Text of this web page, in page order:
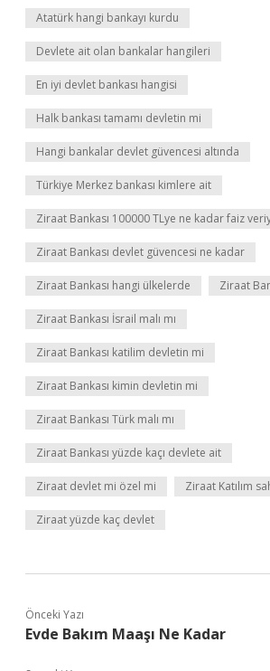
Atatürk hangi bankayı kurdu
Devlete ait olan bankalar hangileri
En iyi devlet bankası hangisi
Halk bankası tamamı devletin mi
Hangi bankalar devlet güvencesi altında
Türkiye Merkez bankası kimlere ait
Ziraat Bankası 100000 TLye ne kadar faiz
Ziraat Bankası devlet güvencesi ne kadar
Ziraat Bankası hangi ülkelerde Ziraat
Ziraat Bankası İsrail malı mı
Ziraat Bankası katilim devletin mi
Ziraat Bankası kimin devletin mi
Ziraat Bankası Türk malı mı
Ziraat Bankası yüzde kaçı devlete ait
Ziraat devlet mi özel mi Ziraat Katılım
Ziraat yüzde kaç devlet
Önceki Yazı
Evde Bakım Maaşı Ne Kadar